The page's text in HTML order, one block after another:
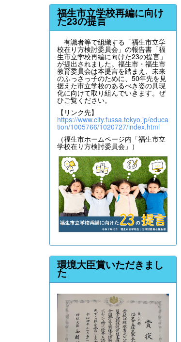
福生市立学校再編に向け
た23の提言
有識者等で組織する「福生市立学
校在り方検討委員会」の報告書「福
生市立学校再編に向けた23の提言」
が提出されました。福生市・福生市
教育委員会は本提言を踏まえ、未来
のふっさっ子のために、50年先を見
据えた市立学校のあるべき姿の具現
化に向けて取り組んでいきます。ぜ
ひご覧ください。
【リンク先】
https://www.city.fussa.tokyo.jp/educa
tion/1005766/1020727/index.html
（福生市ホームページ内「福生市立
学校在り方検討委員会」）
環境大臣賞いただきまし
た